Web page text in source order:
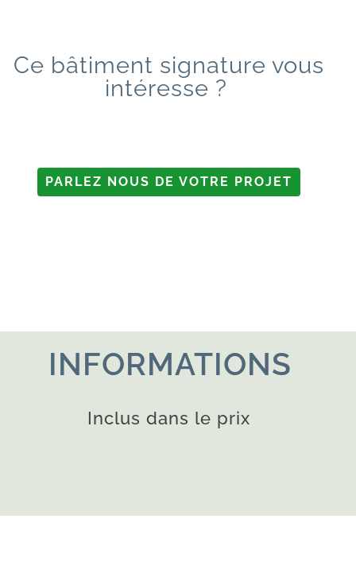
Ce bâtiment signature vous
intéresse ?
PARLEZ NOUS DE VOTRE PROJET
INFORMATIONS
Inclus dans le prix